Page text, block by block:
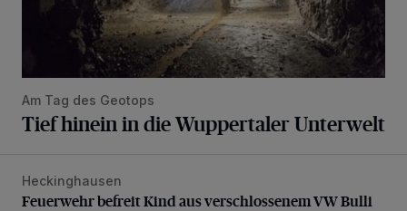
Am Tag des Geotops
Tief hinein in die Wuppertaler Unterwelt
Feuerwehr befreit Kind aus verschlossenem VW Bulli
Heckinghausen
Feuerwehr befreit Kind aus verschlossenem VW Bulli